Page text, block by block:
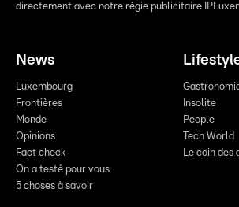
directement avec notre régie publicitaire
News
Luxembourg
Frontières
Monde
Opinions
Fact check
On a testé pour vous
5 choses à savoir
Insolite
People
Tech World
Le coin des